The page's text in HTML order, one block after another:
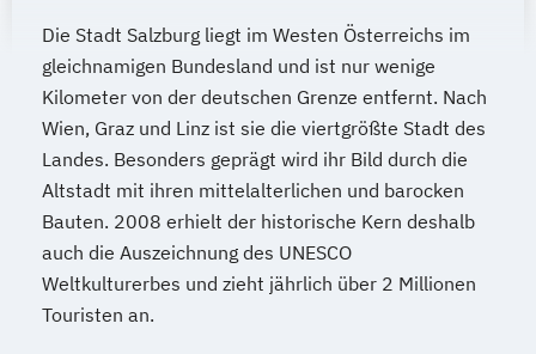
Die Stadt Salzburg liegt im Westen Österreichs im
gleichnamigen Bundesland und ist nur wenige
Kilometer von der deutschen Grenze entfernt. Nach
Wien, Graz und Linz ist sie die viertgrößte Stadt des
Landes. Besonders geprägt wird ihr Bild durch die
Altstadt mit ihren mittelalterlichen und barocken
Bauten. 2008 erhielt der historische Kern deshalb
auch die Auszeichnung des UNESCO
Weltkulturerbes und zieht jährlich über 2 Millionen
Touristen an.